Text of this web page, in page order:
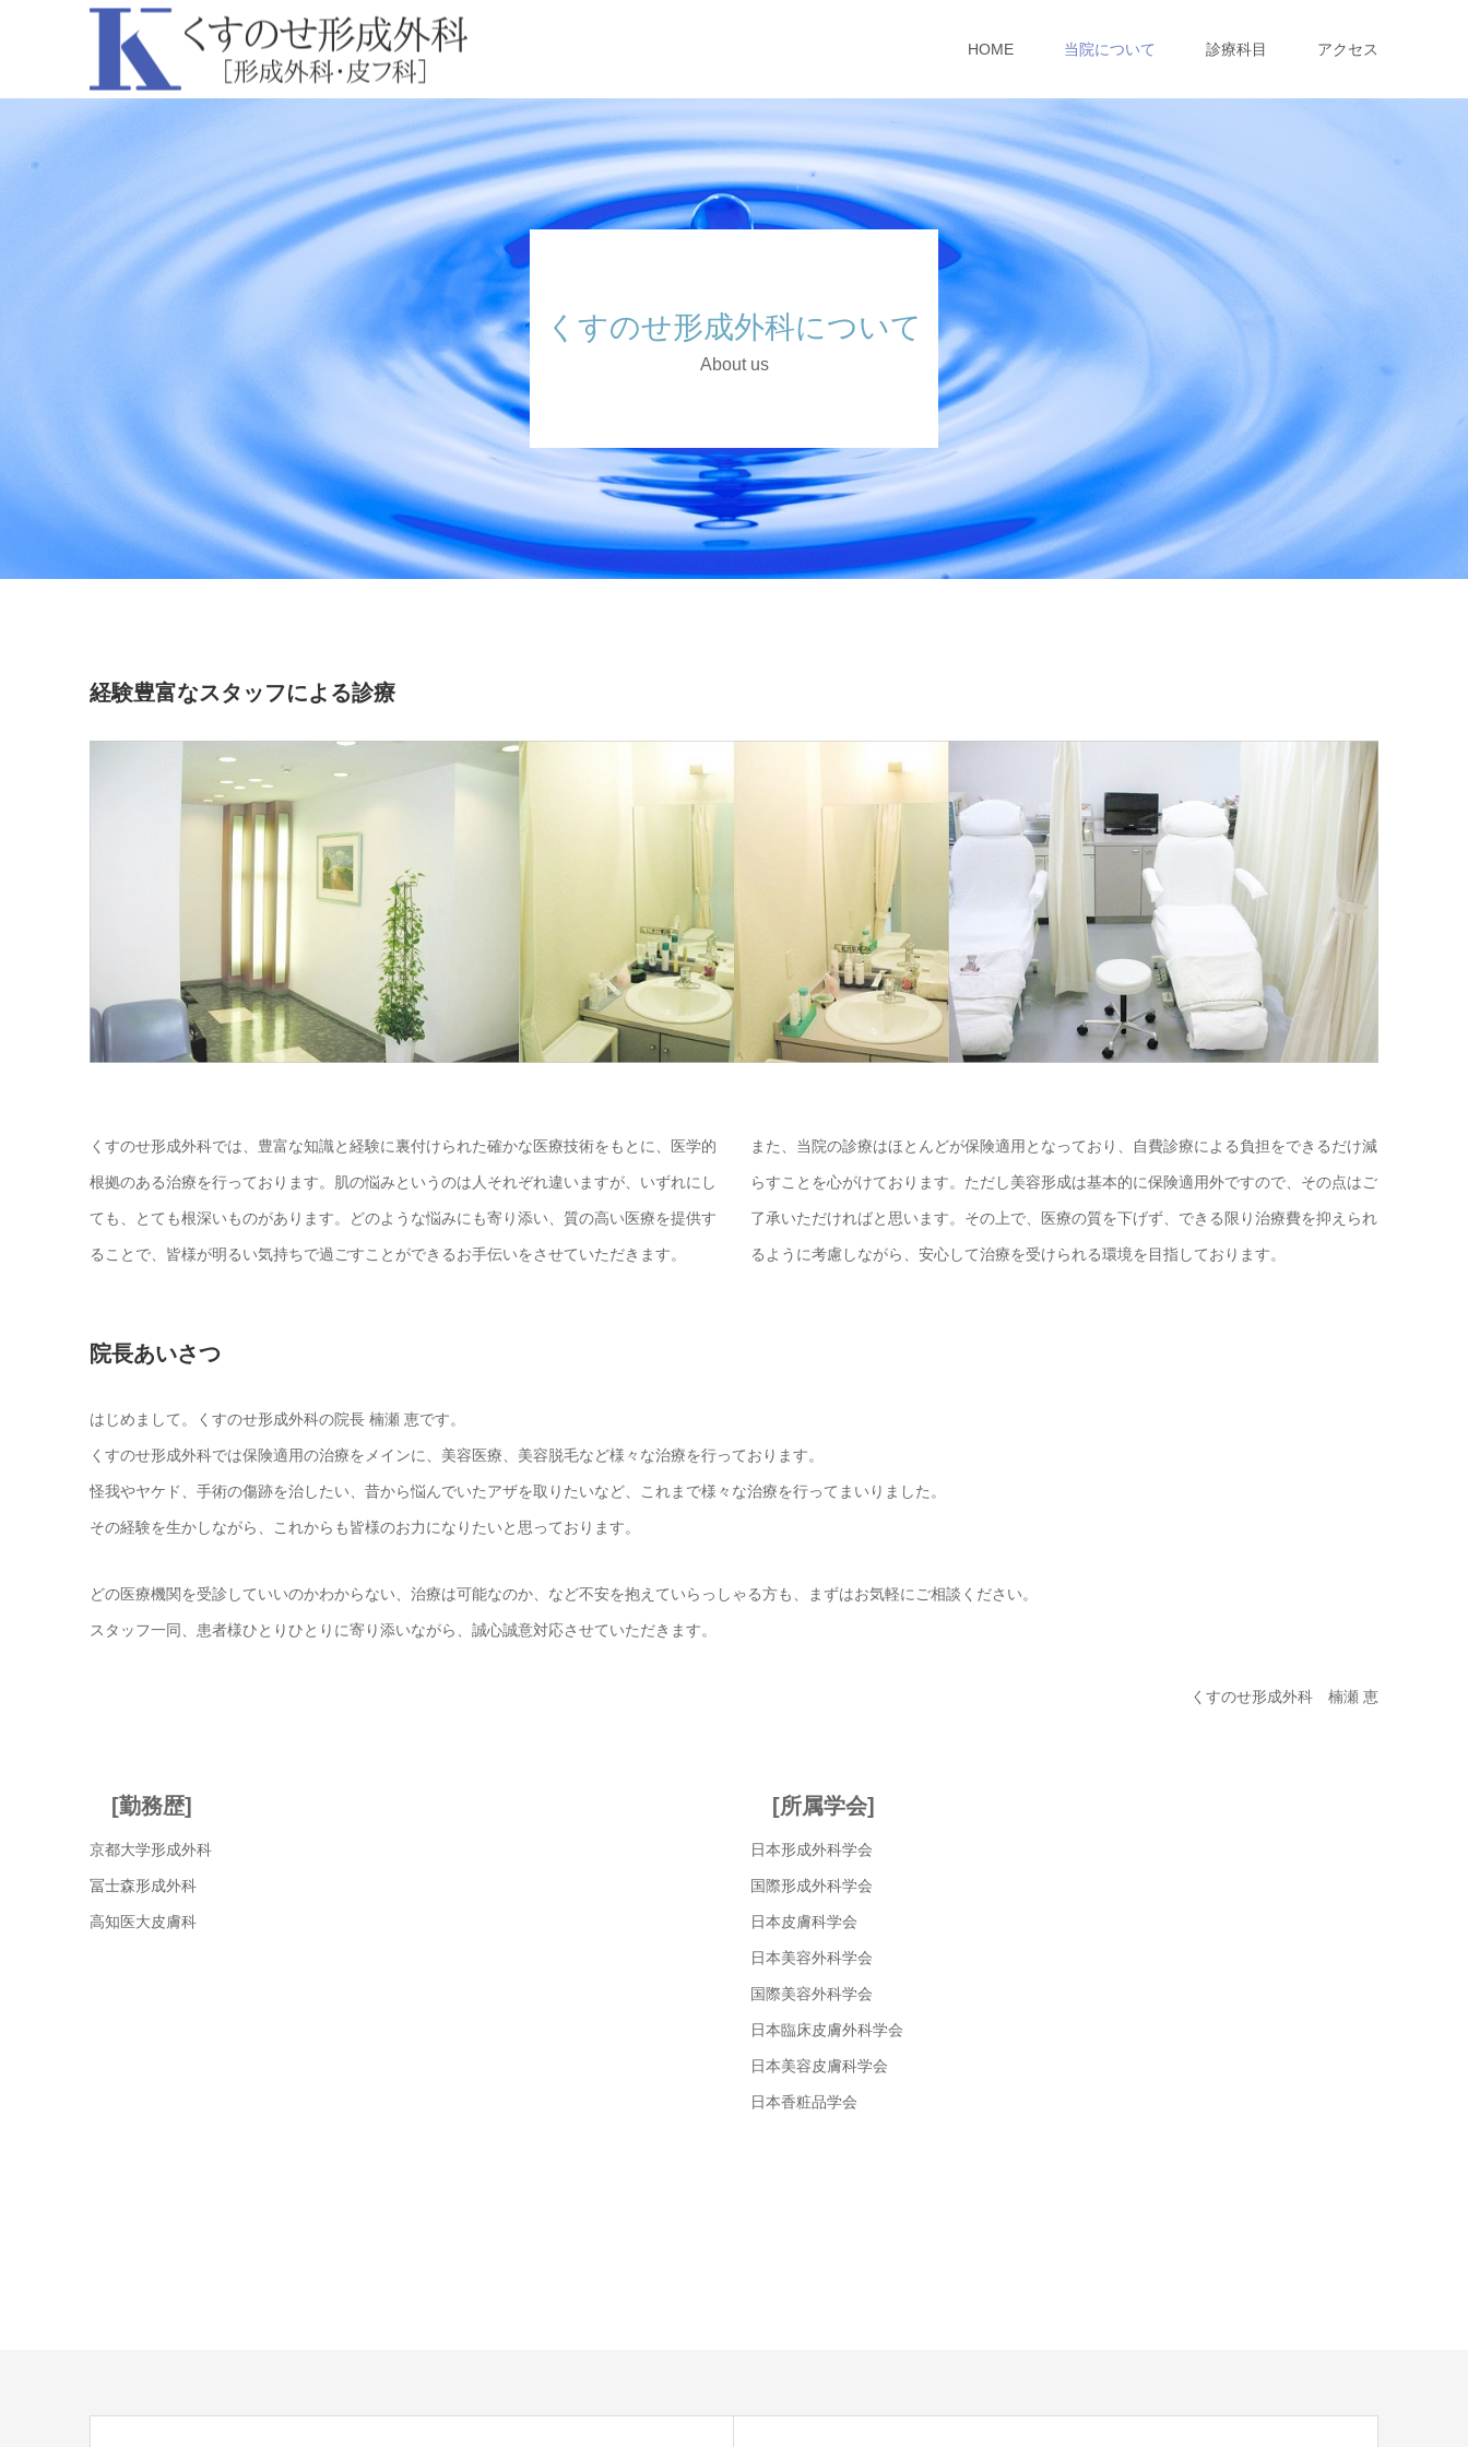
HOME 当院について 診療科目 アクセス
くすのせ形成外科について
About us
経験豊富なスタッフによる診療
くすのせ形成外科では、豊富な知識と経験に裏付けられた確かな医療技術をもとに、医学的
根拠のある治療を行っております。肌の悩みというのは人それぞれ違いますが、いずれにし
ても、とても根深いものがあります。どのような悩みにも寄り添い、質の高い医療を提供す
ることで、皆様が明るい気持ちで過ごすことができるお手伝いをさせていただきます。
また、当院の診療はほとんどが保険適用となっており、自費診療による負担をできるだけ減
らすことを心がけております。ただし美容形成は基本的に保険適用外ですので、その点はご
了承いただければと思います。その上で、医療の質を下げず、できる限り治療費を抑えられ
るように考慮しながら、安心して治療を受けられる環境を目指しております。
院長あいさつ
はじめまして。くすのせ形成外科の院長 楠瀬 恵です。
くすのせ形成外科では保険適用の治療をメインに、美容医療、美容脱毛など様々な治療を行っております。
怪我やヤケド、手術の傷跡を治したい、昔から悩んでいたアザを取りたいなど、これまで様々な治療を行ってまいりました。
その経験を生かしながら、これからも皆様のお力になりたいと思っております。
どの医療機関を受診していいのかわからない、治療は可能なのか、など不安を抱えていらっしゃる方も、まずはお気軽にご相談ください。
スタッフ一同、患者様ひとりひとりに寄り添いながら、誠心誠意対応させていただきます。
くすのせ形成外科 楠瀬 恵
[勤務歴]
京都大学形成外科
冨士森形成外科
高知医大皮膚科
[所属学会]
日本形成外科学会
国際形成外科学会
日本皮膚科学会
日本美容外科学会
国際美容外科学会
日本臨床皮膚外科学会
日本美容皮膚科学会
日本香粧品学会